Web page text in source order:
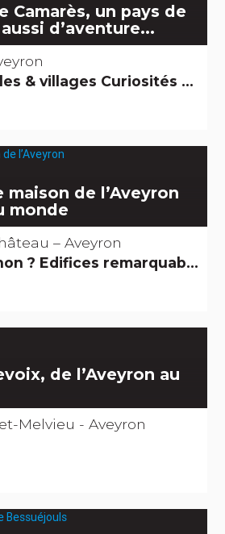
Camarès, un pays de
d’aventure...
villages Curiosités naturelles
maison de l’Aveyron
monde
– Aveyron
? Edifices remarquables
de l’Aveyron au
Melvieu - Aveyron